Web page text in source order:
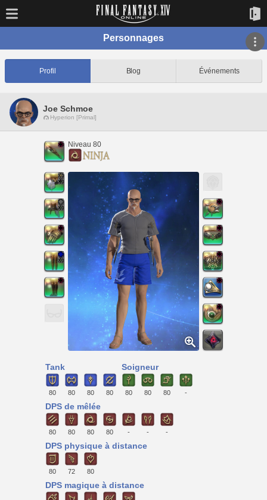
Personnages
Profil Blog Événements
Joe Schmoe
Hyperion [Primal]
Niveau 80
Tank
80 80 80 80
Soigneur
80 80 80 -
DPS de mêlée
80 80 80 80 - - -
DPS physique à distance
80 72 80
DPS magique à distance